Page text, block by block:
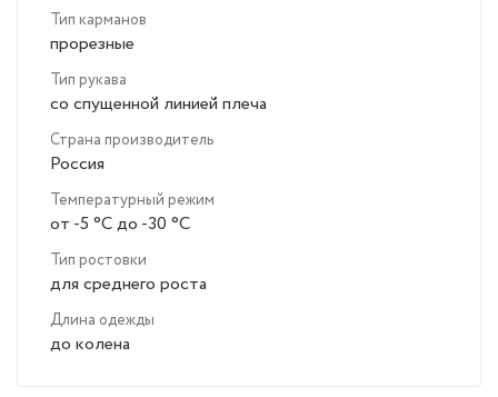
Тип карманов
прорезные
Тип рукава
со спущенной линией плеча
Страна производитель
Россия
Температурный режим
от -5 °C до -30 °C
Тип ростовки
для среднего роста
Длина одежды
до колена